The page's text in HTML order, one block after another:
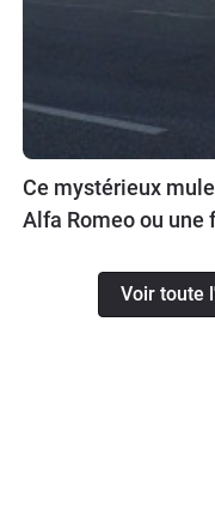
Ce mystérieux
Alfa Romeo ou une
Voir toute